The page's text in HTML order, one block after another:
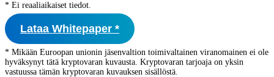
* Ei reaaliaikaiset tiedot.
Lataa Whitepaper *
* Mikään Euroopan unionin jäsenvaltion toimivaltainen viranomainen ei ole
hyväksynyt tätä kryptovaran kuvausta. Kryptovaran tarjoaja on yksin
vastuussa tämän kryptovaran kuvauksen sisällöstä.